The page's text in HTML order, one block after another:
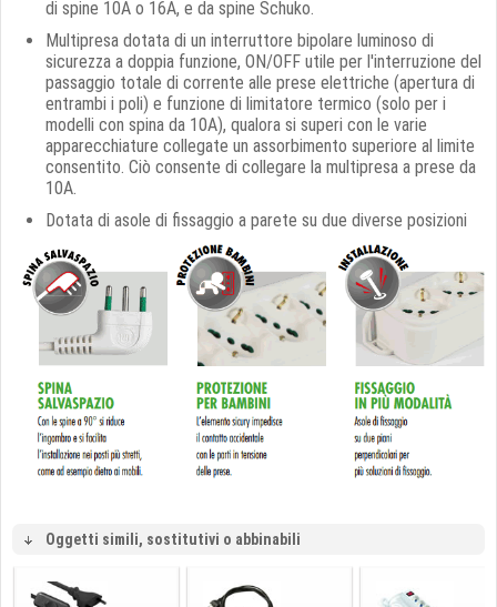
di spine 10A o 16A, e da spine Schuko.
Multipresa dotata di un interruttore bipolare luminoso di
sicurezza a doppia funzione, ON/OFF utile per l'interruzione del
passaggio totale di corrente alle prese elettriche (apertura di
entrambi i poli) e funzione di limitatore termico (solo per i
modelli con spina da 10A), qualora si superi con le varie
apparecchiature collegate un assorbimento superiore al limite
consentito. Ciò consente di collegare la multipresa a prese da
10A.
Dotata di asole di fissaggio a parete su due diverse posizioni
Oggetti simili, sostitutivi o abbinabili